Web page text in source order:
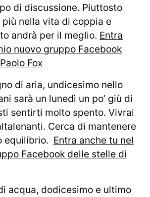
di discussione. Piuttosto
nella vita di coppia e
andrà per il meglio. Entra
nuovo gruppo Facebook
Fox
di aria, undicesimo nello
sarà un lunedì un po’ giù di
sentirti molto spento. Vivrai
Cerca di mantenere
equilibrio. Entra anche tu nel
Facebook delle stelle di
acqua, dodicesimo e ultimo